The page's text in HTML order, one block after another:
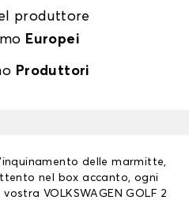
produttore
Europei
Produttori
delle marmitte,
nel box accanto, ogni
VOLKSWAGEN GOLF 2